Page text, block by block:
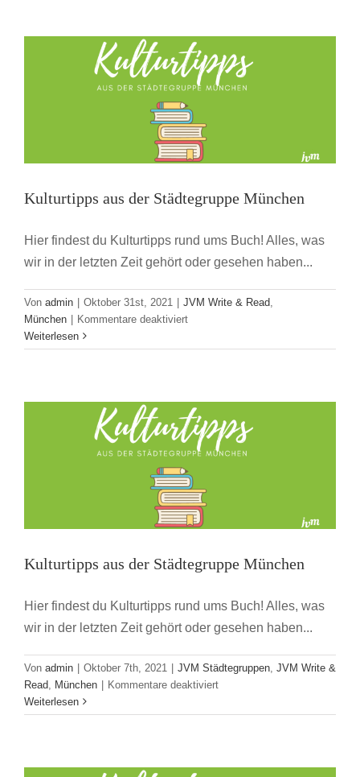
Kulturtipps aus der Städtegruppe München
Hier findest du Kulturtipps rund ums Buch! Alles, was
wir in der letzten Zeit gehört oder gesehen haben...
Von admin Oktober 31st, 2021 JVM Write & Read
München
Kommentare deaktiviertfür
aus
München
Weiterlesen
Kulturtipps aus der Städtegruppe München
Kulturtipps aus der Städtegruppe München
Hier findest du Kulturtipps rund ums Buch! Alles, was
wir in der letzten Zeit gehört oder gesehen haben...
Von admin | Oktober 7th, 2021 | JVM Städtegruppen JVM Write &
Read München | Kommentare deaktiviertfür
aus
München
Weiterlesen
Kulturtipp aus der Städtegruppe München